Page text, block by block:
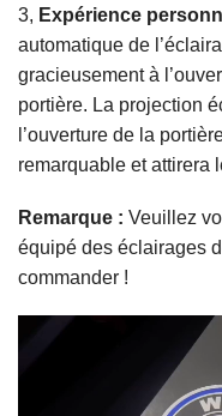
3, Expérience
automatique de
gracieusement à
portière. La projection
l’ouverture de la
remarquable et attirera
Remarque : Veuillez
équipé des éclairages
commander !